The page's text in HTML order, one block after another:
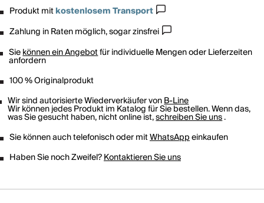
Produkt mitkostenlosem Transport
Zahlung in Raten möglich, sogar zinsfrei
Siekönnen ein Angebotfür individuelle Mengen oder Lieferzeiten
anfordern
100 % Originalprodukt
Wir sind autorisierte Wiederverkäufer vonB-Line
Wir können jedes Produkt im Katalog für Sie bestellen. Wenn das,
was Sie gesucht haben, nicht online ist,schreiben Sie uns.
Sie können auch telefonisch oder mitWhatsAppeinkaufen
Haben Sie noch Zweifel?Kontaktieren Sie uns